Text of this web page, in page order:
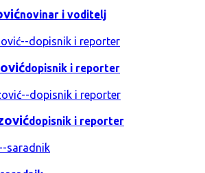
novinar i voditelj
dopisnik i reporter
dopisnik i reporter